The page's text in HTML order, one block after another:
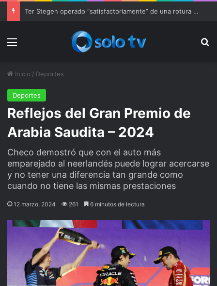
Ter Stegen operado “satisfactoriamente” de una rotura completa del tendón rotuliano
Menu
Inicio / Deportes
Deportes
Reflejos del Gran Premio de
Arabia Saudita – 2024
Checo demostró que con el auto más
emparejado al neerlandés puede lograr acercarse
y no tener una diferencia tan grande como
cuando no tiene las mismas prestaciones
12 marzo, 2024 261 6 minutos de lectura